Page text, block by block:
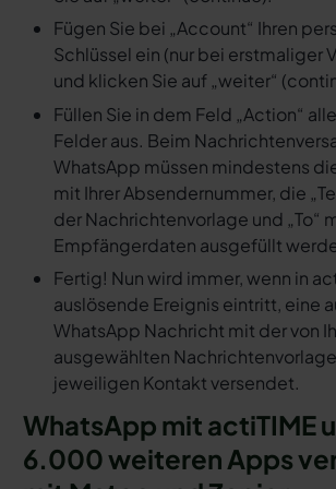
Fügen Sie bei „Account“ Ihren
Schlüssel ein (nur bei erstmaliger
und klicken Sie auf „weiter“
Füllen Sie in dem Feld „Action“
Felder aus. Beim
WhatsApp müssen mindestens
mit Ihrer Absendernummer, die
der Nachrichtenvorlage und „To“
Empfängerdaten ausgefüllt
Fertig! Nun wird immer, wenn in
auslösende Ereignis eintritt, eine
WhatsApp Nachricht mit der von
ausgewählten
jeweiligen Kontakt versendet.
WhatsApp mit actiTIME
6.000 weiteren Apps